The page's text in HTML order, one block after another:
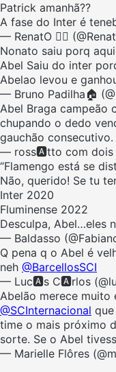
Patrick amanhã??
A fase do Inter é
— RenatO ✌🏼
Nonato saiu porq aqui
Abel Saiu do inter
Abelao levou e
— Bruno Padilha🏠
Abel Braga campeão
chupando o dedo
gauchão consecutivo.
— ross🅰️tto com dois
“Flamengo está se
Não, querido! Se tu
Inter 2020
Fluminense 2022
Desculpa, Abel…eles
— Baldasso
Q pena q o Abel é
neh @BarcellosSCI
— Luc🅰️s C🅰️rlos
Abelão merece muito
@SCInternacional
time o mais próximo
sorte. Se o Abel
— Marielle Flôres